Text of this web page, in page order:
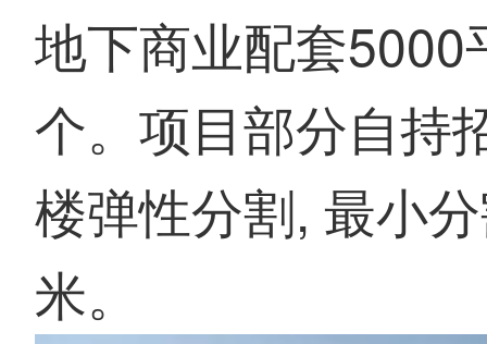
地下商业配套
个。项目部分自持
楼弹性分割, 最小
米。